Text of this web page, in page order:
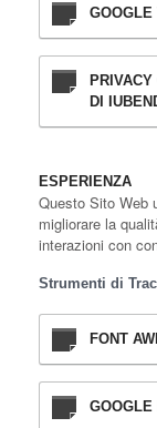
GOOGLE
DI
ESPERIENZA
Questo Sito Web
migliorare la
interazioni con
Strumenti di
FONT
GOOGLE